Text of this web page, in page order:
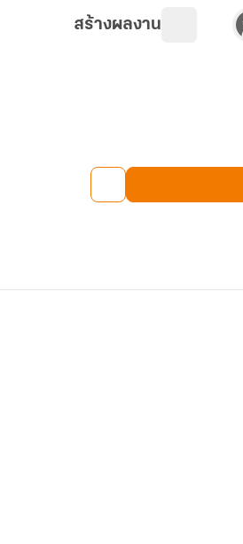
สร้างผลงาน